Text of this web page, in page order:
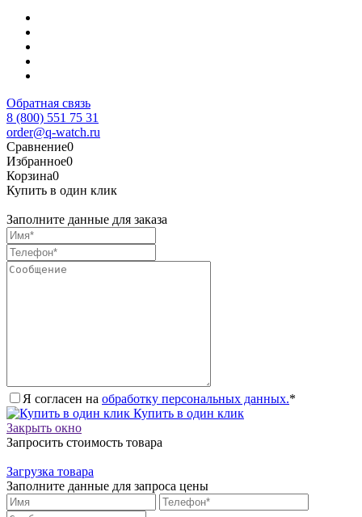
Обратная связь
8 (800) 551 75 31
order@q-watch.ru
Сравнение0
Избранное0
Корзина0
Купить в один клик
Заполните данные для заказа
Я согласен на обработку персональных данных.*
Купить в один клик
Закрыть окно
Запросить стоимость товара
Загрузка товара
Заполните данные для запроса цены